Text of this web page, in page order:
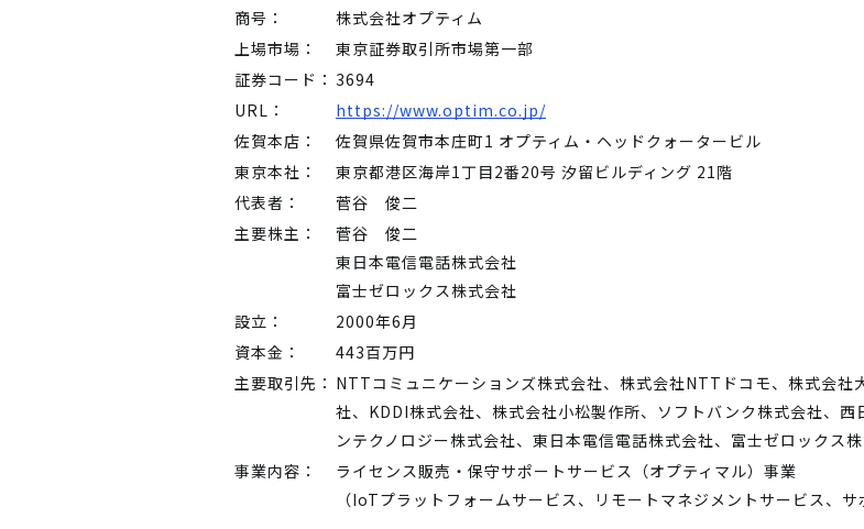
商号：
株式会社オプティム
上場市場：
東京証券取引所市場第一部
証券コード： 3694
URL：
https://www.optim.co.jp/
佐賀本店：
佐賀県佐賀市本庄町1 オプティム・ヘッドクォータービル
東京本社：
東京都港区海岸1丁目2番20号 汐留ビルディング 21階
代表者：
菅谷 俊二
主要株主：
菅谷 俊二
東日本電信電話株式会社
富士ゼロックス株式会社
設立：
2000年6月
資本金：
443百万円
主要取引先： NTTコミュニケーションズ株式会社、株式会社NTTドコモ、株式会社
社、KDDI株式会社、株式会社小松製作所、ソフトバンク株式会社、
ンテクノロジー株式会社、東日本電信電話株式会社、富士ゼロックス
事業内容：
ライセンス販売・保守サポートサービス（オプティマル）事業
（IoTプラットフォームサービス、リモートマネジメントサービス、サ